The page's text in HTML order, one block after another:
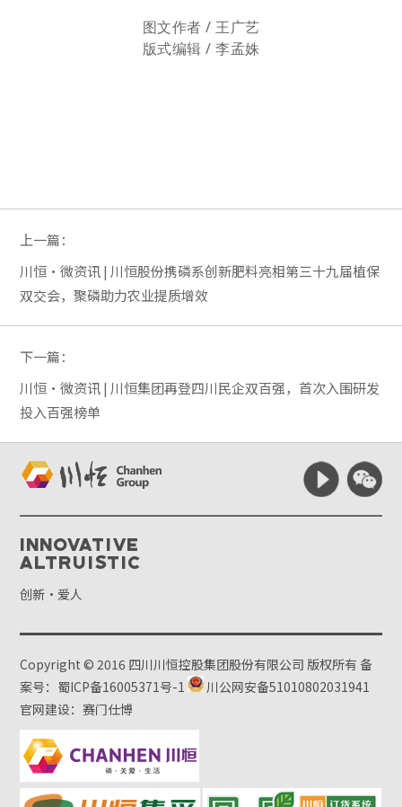
图文作者 / 王广艺
版式编辑 / 李孟姝
上一篇：
川恒·微资讯 | 川恒股份携磷系创新肥料亮相第三十九届植保
双交会，聚磷助力农业提质增效
下一篇：
川恒·微资讯 | 川恒集团再登四川民企双百强，首次入围研发
投入百强榜单
Innovative
Altruistic
创新·爱人
Copyright © 2016 四川川恒控股集团股份有限公司 版权所有备
案号：蜀ICP备16005371号-1
川公网安备51010802031941
官网建设：赛门仕博